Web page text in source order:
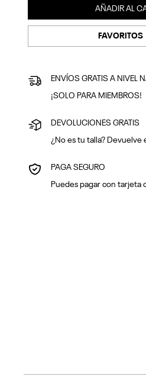
AÑADIR AL
FAVORITOS
ENVÍOS GRATIS A NIVEL
¡SOLO PARA MIEMBROS!
DEVOLUCIONES GRATIS
¿No es tu talla? Devuelve
PAGA SEGURO
Puedes pagar con tarjeta